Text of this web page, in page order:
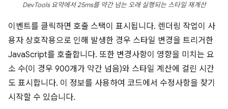
DevTools 요약에서 25ms를 약간 넘는 오래 실행되는 스타일 재계산
이벤트를 클릭하면 호출 스택이 표시됩니다. 렌더링 작업이 사
용자 상호작용으로 인해 발생한 경우 스타일 변경을 트리거한
JavaScript를 호출합니다. 또한 변경사항이 영향을 미치는 요
소 수(이 경우 900개가 약간 넘음)와 스타일 계산에 걸린 시간
도 표시합니다. 이 정보를 사용하여 코드에서 수정사항을 찾기
시작할 수 있습니다.